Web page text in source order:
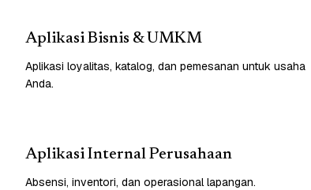
Aplikasi Bisnis & UMKM
Aplikasi loyalitas, katalog, dan pemesanan untuk usaha
Anda.
Aplikasi Internal Perusahaan
Absensi, inventori, dan operasional lapangan.